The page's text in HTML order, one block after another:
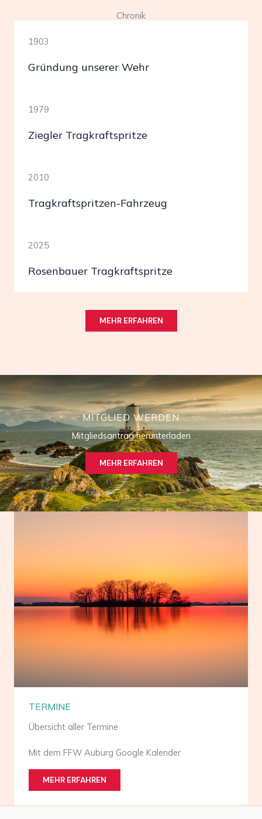
Chronik
1903
Gründung unserer Wehr
1979
Ziegler Tragkraftspritze
2010
Tragkraftspritzen-Fahrzeug
2025
Rosenbauer Tragkraftspritze
MEHR ERFAHREN
MITGLIED WERDEN
Mitgliedsantrag herunterladen
MEHR ERFAHREN
TERMINE
Übersicht aller Termine
Mit dem FFW Auburg Google Kalender
MEHR ERFAHREN